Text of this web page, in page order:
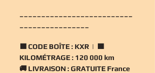
🟧CODE BOÎTE : KXR | 🟧
KILOMÉTRAGE : 120 000 km
🚚 LIVRAISON : GRATUITE France